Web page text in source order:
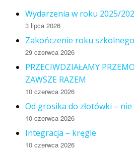
Wydarzenia w roku 2025/
3 lipca 2026
Zakończenie roku
29 czerwca 2026
PRZECIWDZIAŁAMY
ZAWSZE RAZEM
10 czerwca 2026
Od grosika do złotówki –
10 czerwca 2026
Integracja – kręgle
10 czerwca 2026